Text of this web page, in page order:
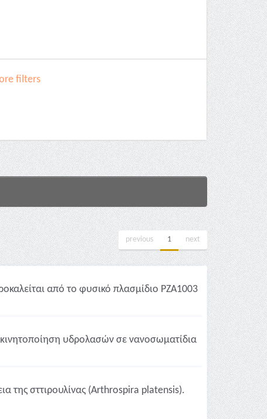
filters
previous 1 next
από το φυσικό πλασμίδιο PZA1003
υδρολασών σε νανοσωματίδια
της σττιρουλίνας (Arthrospira platensis).